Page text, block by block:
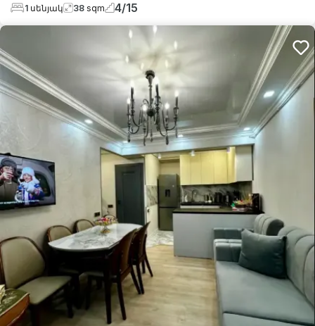
1 սենյակ 38 sqm 4/15